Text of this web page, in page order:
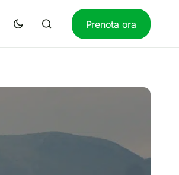
Prenota ora